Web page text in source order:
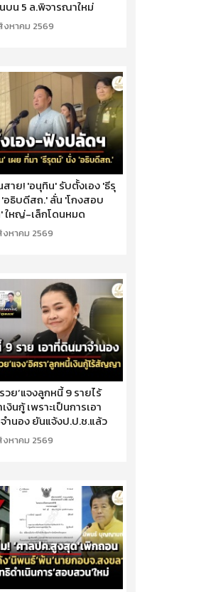
บน 5 ล.พิจารณาใหม่
หาคม 2569
สาย! 'อนุทิน' รับตั้งเอง 'ธีรุ
อธิบดีสถ.' ลั่น 'โกงสอบ
ใหญ่-เล็กโดนหมด
หาคม 2569
วย’แจงลูกหนี้ 9 รายไร้
นกู้ เพราะเป็นการเอา
ำนอง ยันแจ้งป.ป.ช.แล้ว
หาคม 2569